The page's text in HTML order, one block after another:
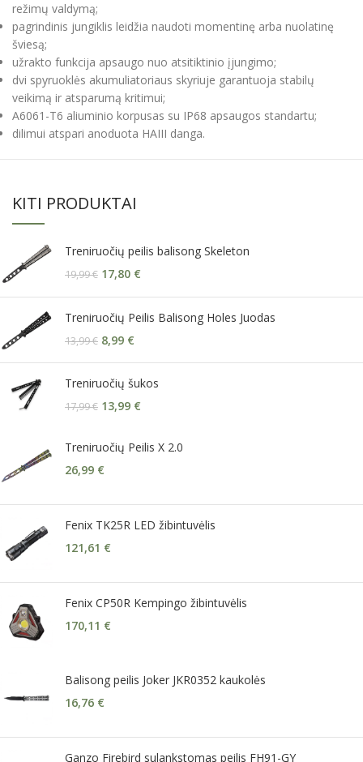
režimų valdymą;
pagrindinis jungiklis leidžia naudoti momentinę arba nuolatinę
šviesą;
užrakto funkcija apsaugo nuo atsitiktinio įjungimo;
dvi spyruoklės akumuliatoriaus skyriuje garantuoja stabilų
veikimą ir atsparumą kritimui;
A6061-T6 aliuminio korpusas su IP68 apsaugos standartu;
dilimui atspari anoduota HAIII danga.
KITI PRODUKTAI
Treniruočių peilis balisong Skeleton
19,99€ 17,80 €
Treniruočių Peilis Balisong Holes Juodas
13,99€ 8,99 €
Treniruočių šukos
17,99€ 13,99 €
Treniruočių Peilis X 2.0
26,99 €
Fenix TK25R LED žibintuvėlis
121,61 €
Fenix CP50R Kempingo žibintuvėlis
170,11 €
Balisong peilis Joker JKR0352 kaukolės
16,76 €
Ganzo Firebird sulankstomas peilis FH91-GY